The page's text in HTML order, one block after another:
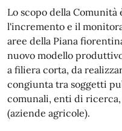
Lo scopo della Comunità
l'incremento e il
aree della Piana
nuovo modello
a filiera corta, da
congiunta tra soggetti
comunali, enti di
(aziende agricole).